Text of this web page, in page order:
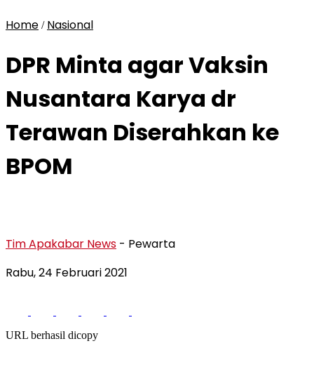
Home / Nasional
DPR Minta agar Vaksin
Nusantara Karya dr
Terawan Diserahkan ke
BPOM
Tim Apakabar News - Pewarta
Rabu, 24 Februari 2021
URL berhasil dicopy